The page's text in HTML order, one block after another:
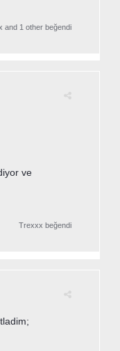
and 1 otherbeğendi
ve
Trexxx beğendi